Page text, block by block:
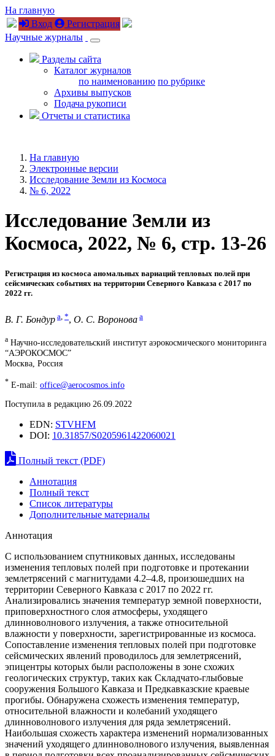
На главную
Вход
Регистрация
Научные журналы
Разделы сайта
Каталог журналов
по наименованию по рубрике
Архивы выпусков
Подача рукописи
Отчеты и статистика
На главную
Электронные версии
Исследование Земли из Космоса
№ 6, 2022
Исследование Земли из
Космоса, 2022, № 6, стр. 13-26
Регистрация из космоса аномальных вариаций тепловых полей при
сейсмических событиях на территории Северного Кавказа с 2017 по
2022 гг.
В. Г. Бондур a *, О. С. Воронова a
a Научно-исследовательский институт аэрокосмического мониторинга
“АЭРОКОСМОС”
Москва, Россия
* E-mail: office@aerocosmos.info
Поступила в редакцию 26.09.2022
EDN: STVHFM
DOI: 10.31857/S0205961422060021
Полный текст (PDF)
Аннотация
Полный текст
Список литературы
Дополнительные материалы
Аннотация
С использованием спутниковых данных, исследованы
изменения тепловых полей при подготовке и протекании
землетрясений с магнитудами 4.2–4.8, произошедших на
территории Северного Кавказа с 2017 по 2022 гг.
Анализировались значения температур земной поверхности,
приповерхностного слоя атмосферы, уходящего
длинноволнового излучения, а также относительной
влажности у поверхности, зарегистрированные из космоса.
Сопоставление изменения тепловых полей при подготовке
сейсмических явлений проводилось для землетрясений,
эпицентры которых были расположены в зоне схожих
геологических структур, таких как Складчато-глыбовые
сооружения Большого Кавказа и Предкавказские краевые
прогибы. Обнаружена схожесть изменения температур,
относительной влажности и колебаний уходящего
длинноволнового излучения для ряда землетрясений.
Наибольшая схожесть характера изменений нормализованных
значений уходящего длинноволнового излучения, выявленная